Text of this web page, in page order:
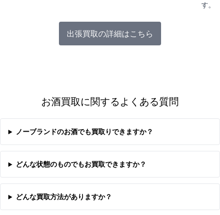
す。
出張買取の詳細はこちら
お酒買取に関するよくある質問
ノーブランドのお酒でも買取りできますか？
どんな状態のものでもお買取できますか？
どんな買取方法がありますか？